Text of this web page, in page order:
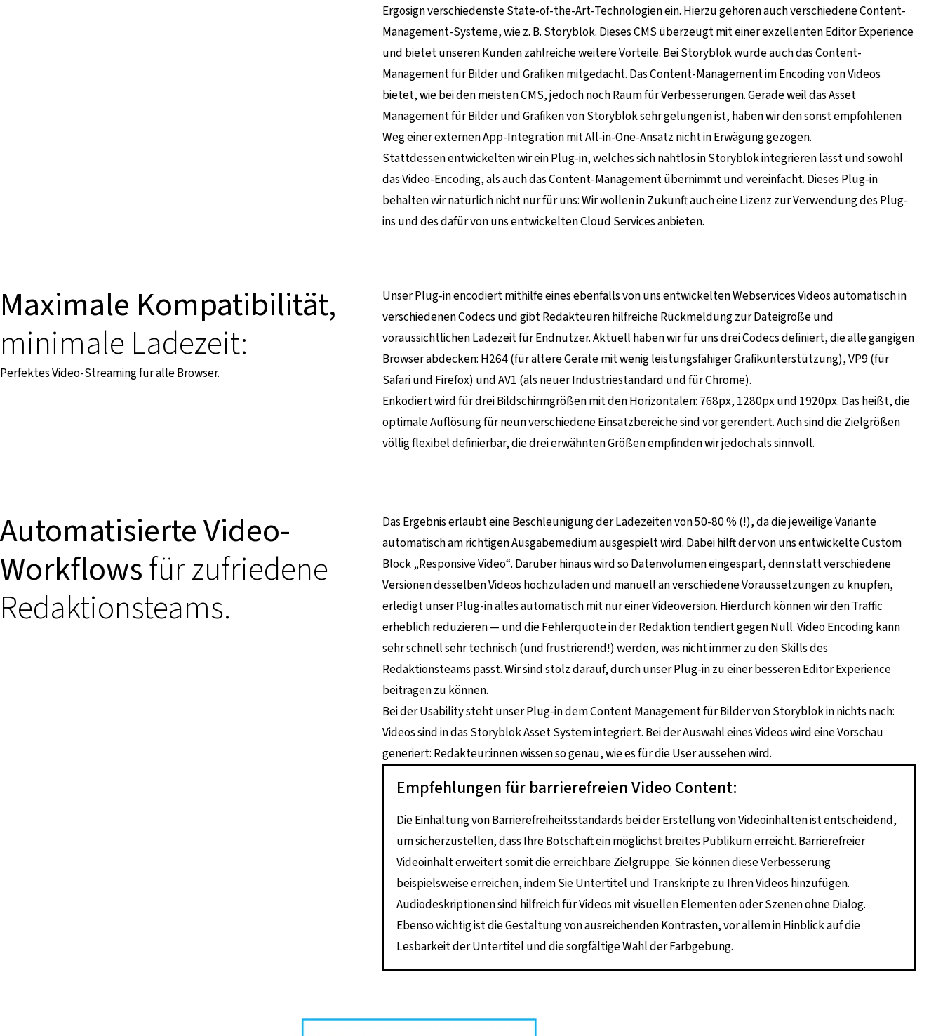
Ergosign verschiedenste State-of-the-Art-Technologien ein. Hierzu gehören auch verschiedene Content-
Management-Systeme, wie z. B. Storyblok. Dieses CMS überzeugt mit einer exzellenten Editor Experience
und bietet unseren Kunden zahlreiche weitere Vorteile. Bei Storyblok wurde auch das Content-
Management für Bilder und Grafiken mitgedacht. Das Content-Management im Encoding von Videos
bietet, wie bei den meisten CMS, jedoch noch Raum für Verbesserungen. Gerade weil das Asset
Management für Bilder und Grafiken von Storyblok sehr gelungen ist, haben wir den sonst empfohlenen
Weg einer externen App-Integration mit All-in-One-Ansatz nicht in Erwägung gezogen.
Stattdessen entwickelten wir ein Plug-in, welches sich nahtlos in Storyblok integrieren lässt und sowohl
das Video-Encoding, als auch das Content-Management übernimmt und vereinfacht. Dieses Plug-in
behalten wir natürlich nicht nur für uns: Wir wollen in Zukunft auch eine Lizenz zur Verwendung des Plug-
ins und des dafür von uns entwickelten Cloud Services anbieten.
Maximale Kompatibilität,
minimale Ladezeit:
Perfektes Video-Streaming für alle Browser.
Unser Plug-in encodiert mithilfe eines ebenfalls von uns entwickelten Webservices Videos automatisch in
verschiedenen Codecs und gibt Redakteuren hilfreiche Rückmeldung zur Dateigröße und
voraussichtlichen Ladezeit für Endnutzer. Aktuell haben wir für uns drei Codecs definiert, die alle gängigen
Browser abdecken: H264 (für ältere Geräte mit wenig leistungsfähiger Grafikunterstützung), VP9 (für
Safari und Firefox) und AV1 (als neuer Industriestandard und für Chrome).
Enkodiert wird für drei Bildschirmgrößen mit den Horizontalen: 768px, 1280px und 1920px. Das heißt, die
optimale Auflösung für neun verschiedene Einsatzbereiche sind vor gerendert. Auch sind die Zielgrößen
völlig flexibel definierbar, die drei erwähnten Größen empfinden wir jedoch als sinnvoll.
Automatisierte Video-
Workflowsfür zufriedene
Redaktionsteams.
Das Ergebnis erlaubt eine Beschleunigung der Ladezeiten von 50-80 % (!), da die jeweilige Variante
automatisch am richtigen Ausgabemedium ausgespielt wird. Dabei hilft der von uns entwickelte Custom
Block „Responsive Video“. Darüber hinaus wird so Datenvolumen eingespart, denn statt verschiedene
Versionen desselben Videos hochzuladen und manuell an verschiedene Voraussetzungen zu knüpfen,
erledigt unser Plug-in alles automatisch mit nur einer Videoversion. Hierdurch können wir den Traffic
erheblich reduzieren — und die Fehlerquote in der Redaktion tendiert gegen Null. Video Encoding kann
sehr schnell sehr technisch (und frustrierend!) werden, was nicht immer zu den Skills des
Redaktionsteams passt. Wir sind stolz darauf, durch unser Plug-in zu einer besseren Editor Experience
beitragen zu können.
Bei der Usability steht unser Plug-in dem Content Management für Bilder von Storyblok in nichts nach:
Videos sind in das Storyblok Asset System integriert. Bei der Auswahl eines Videos wird eine Vorschau
generiert: Redakteur:innen wissen so genau, wie es für die User aussehen wird.
Empfehlungen für barrierefreien Video Content:
Die Einhaltung von Barrierefreiheitsstandards bei der Erstellung von Videoinhalten ist entscheidend,
um sicherzustellen, dass Ihre Botschaft ein möglichst breites Publikum erreicht. Barrierefreier
Videoinhalt erweitert somit die erreichbare Zielgruppe. Sie können diese Verbesserung
beispielsweise erreichen, indem Sie Untertitel und Transkripte zu Ihren Videos hinzufügen.
Audiodeskriptionen sind hilfreich für Videos mit visuellen Elementen oder Szenen ohne Dialog.
Ebenso wichtig ist die Gestaltung von ausreichenden Kontrasten, vor allem in Hinblick auf die
Lesbarkeit der Untertitel und die sorgfältige Wahl der Farbgebung.